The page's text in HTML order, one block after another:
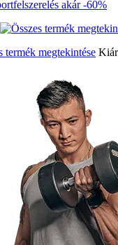
akár -60%
termék megtekintése